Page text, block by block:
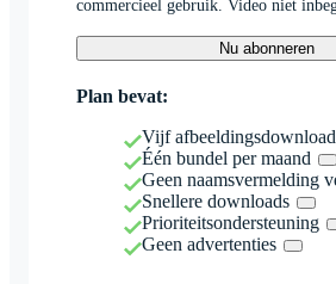
commercieel gebruik. Video niet
Nu abonneren
Plan bevat:
Vijf
Één bundel per maand
Geen naamsvermelding
Snellere downloads
Prioriteitsondersteuning
Geen advertenties